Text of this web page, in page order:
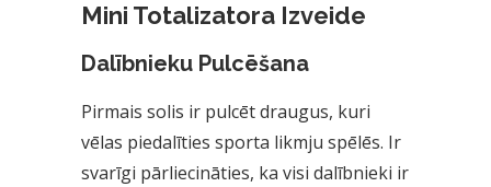
Mini Totalizatora Izveide
Dalībnieku Pulcēšana
Pirmais solis ir pulcēt draugus, kuri
vēlas piedalīties sporta likmju spēlēs. Ir
svarīgi pārliecināties, ka visi dalībnieki ir